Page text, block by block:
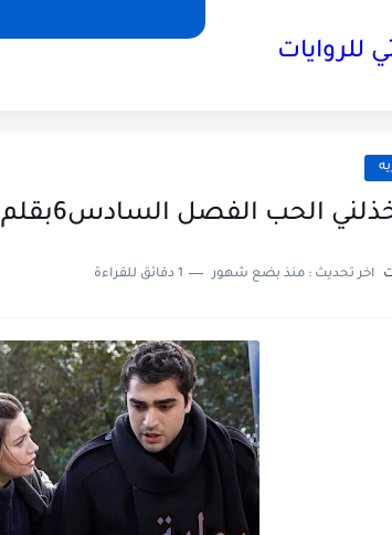
للروايات
الحب الفصل السادس6بقلم شروق فتحي
اخر تحديث : منذ بضع شهور 1 دقائق للقراءة